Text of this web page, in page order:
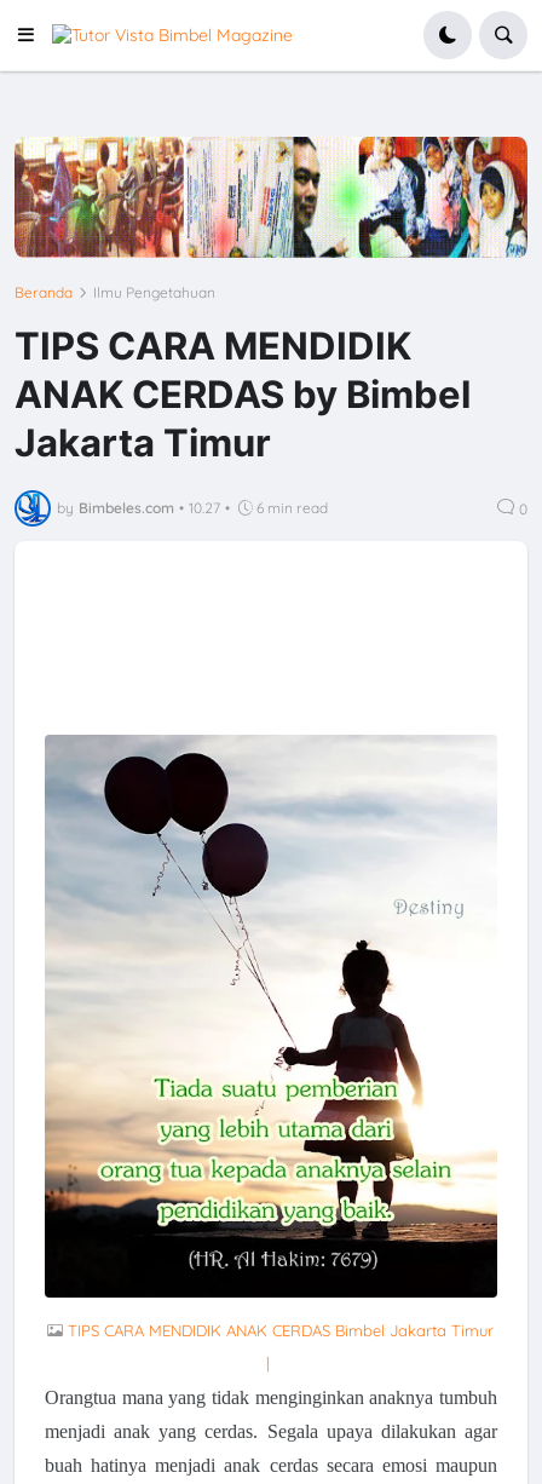
Beranda Ilmu Pengetahuan
TIPS CARA MENDIDIK
ANAK CERDAS by Bimbel
Jakarta Timur
by Bimbeles.com • 10.27 • 6 min read 0
TIPS CARA MENDIDIK ANAK CERDAS Bimbel Jakarta Timur
|
Orangtua mana yang tidak menginginkan anaknya tumbuh
menjadi anak yang cerdas. Segala upaya dilakukan agar
buah hatinya menjadi anak cerdas secara emosi maupun